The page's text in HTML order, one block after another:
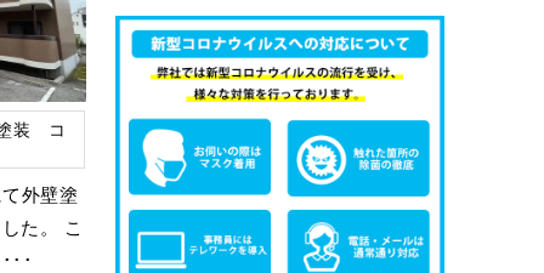
装 コ
外壁塗
た。 こ
･･